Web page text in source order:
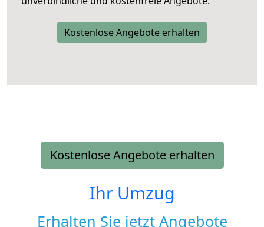
Kostenlose Angebote erhalten
Kostenlose Angebote erhalten
Ihr Umzug
Erhalten Sie jetzt Angebote